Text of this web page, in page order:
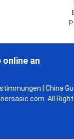
online an
| China
All